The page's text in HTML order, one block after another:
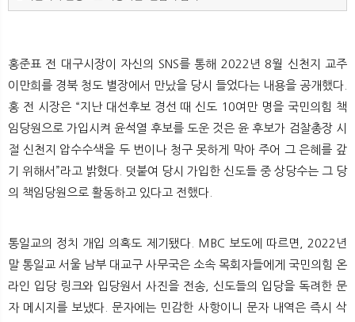
홍준표 전 대구시장이 자신의 SNS를 통해 2022년 8월 신천지 교주
이만희를 경북 청도 별장에서 만났을 당시 들었다는 내용을 공개했다.
홍 전 시장은 “지난 대선후보 경선 때 신도 10여만 명을 국민의힘 책
임당원으로 가입시켜 윤석열 후보를 도운 것은 윤 후보가 검찰총장 시
절 신천지 압수수색을 두 번이나 청구 못하게 막아 주어 그 은혜를 갚
기 위해서”라고 밝혔다. 덧붙여 당시 가입한 신도들 중 상당수는 그 당
의 책임당원으로 활동하고 있다고 전했다.
통일교의 정치 개입 의혹도 제기됐다. MBC 보도에 따르면, 2022년
말 통일교 서울 남부 대교구 사무국은 소속 목회자들에게 국민의힘 온
라인 입당 링크와 입당원서 사진을 전송, 신도들의 입당을 독려한 문
자 메시지를 보냈다. 문자에는 민감한 사항이니 문자 내역은 즉시 삭